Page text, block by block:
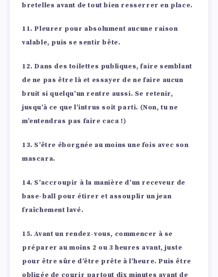
bretelles avant de tout bien resserrer en place.
11. Pleurer pour absolument aucune raison
valable, puis se sentir bête.
12. Dans des toilettes publiques, faire semblant
de ne pas être là et essayer de ne faire aucun
bruit si quelqu’un rentre aussi. Se retenir,
jusqu’à ce que l’intrus soit parti. (Non, tu ne
m’entendras pas faire caca !)
13. S’être éborgnée au moins une fois avec son
mascara.
14. S’accroupir à la manière d’un receveur de
base-ball pour étirer et assouplir un jean
fraîchement lavé.
15. Avant un rendez-vous, commencer à se
préparer au moins 2 ou 3 heures avant, juste
pour être sûre d’être prête à l’heure. Puis être
obligée de courir partout dix minutes avant de